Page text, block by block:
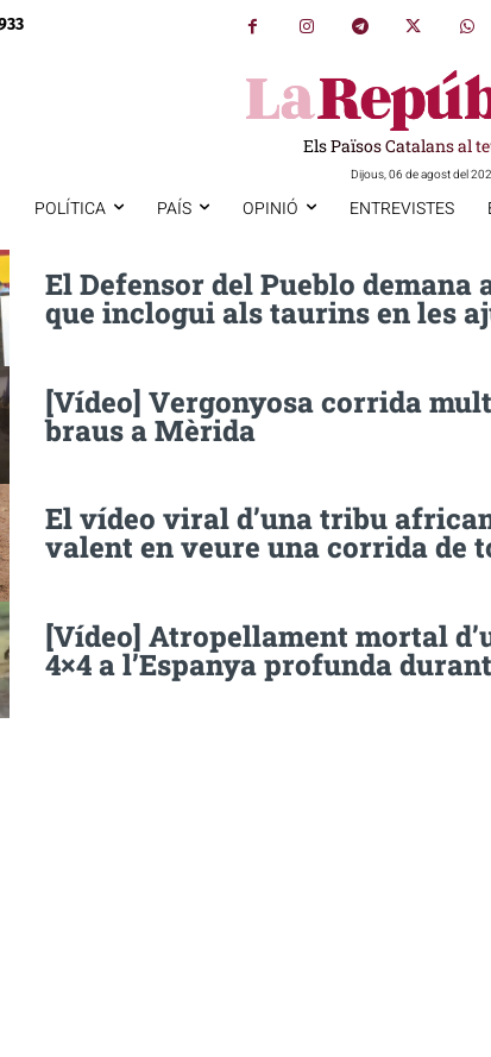
Els Països Catalans al
Dijous, 06 de agost del
POLÍTICA PAÍS OPINIÓ ENTREVISTES
El Defensor del Pueblo demana
que inclogui als taurins en les
[Vídeo] Vergonyosa corrida
braus a Mèrida
El vídeo viral d’una tribu
valent en veure una corrida de
[Vídeo] Atropellament mortal
4×4 a l’Espanya profunda